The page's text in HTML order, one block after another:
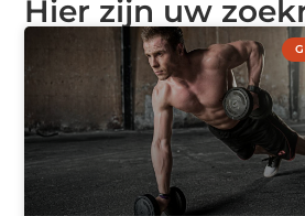
Hier zijn uw